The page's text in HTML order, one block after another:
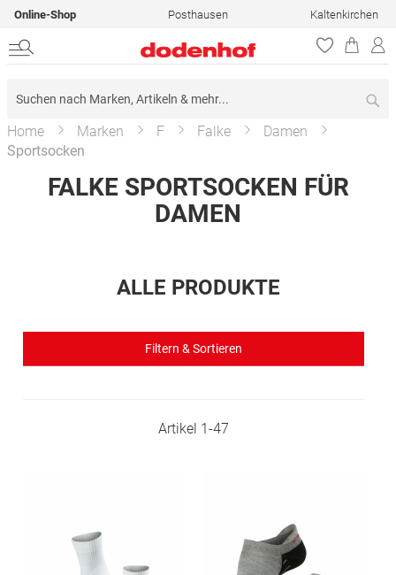
Online-Shop Posthausen Kaltenkirchen
Home Marken F Falke
Damen
Sportsocken
FALKE SPORTSOCKEN FÜR
DAMEN
ALLE PRODUKTE
Filtern & Sortieren
Artikel 1-47